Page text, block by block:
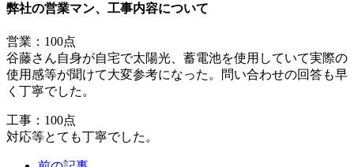
弊社の営業マン、工事内容について
営業：100点
谷藤さん自身が自宅で太陽光、蓄電池を使用していて実際の
使用感等が聞けて大変参考になった。問い合わせの回答も早
く丁寧でした。
工事：100点
対応等とても丁寧でした。